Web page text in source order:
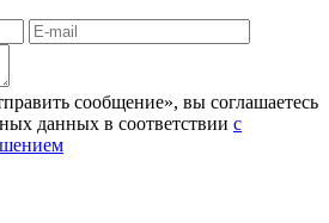
сообщение», вы соглашаетесь
данных в соответствии с